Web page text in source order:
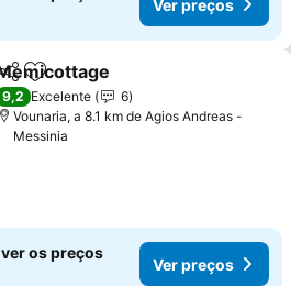
Ver preços
Adicionar aos favoritos
9,2 Excelente
6
Vounaria, a 8.1 km de Agios Andreas -
Messinia
os preços
Ver preços